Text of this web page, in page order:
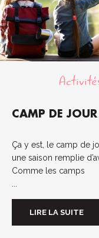
CAMP DE JOUR
Ça y est, le camp de
une saison remplie
Comme les camps
LIRE LA SUITE